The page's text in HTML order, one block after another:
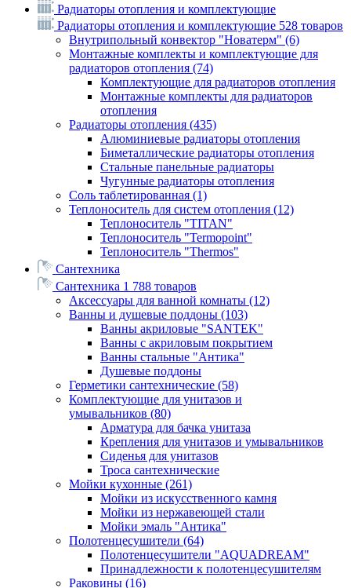
Радиаторы отопления и комплектующие
Радиаторы отопления и комплектующие 528 товаров
Внутрипольный конвектор "Новатерм" (6)
Монтажные комплекты и комплектующие для
радиаторов отопления (74)
Комплектующие для радиаторов отопления
Монтажные комплекты для радиаторов
отопления
Радиаторы отопления (435)
Алюминиевые радиаторы отопления
Биметаллические радиаторы отопления
Стальные панельные радиаторы
Чугунные радиаторы отопления
Соль таблетированная (1)
Теплоноситель для систем отопления (12)
Теплоноситель "TITAN"
Теплоноситель "Termopoint"
Теплоноситель "Thermos"
Сантехника
Сантехника 1 788 товаров
Аксессуары для ванной комнаты (12)
Ванны и душевые поддоны (103)
Ванны акриловые "SANTEK"
Ванны с акриловым покрытием
Ванны стальные "Антика"
Душевые поддоны
Герметики сантехнические (58)
Комплектующие для унитазов и
умывальников (80)
Арматура для бачка унитаза
Крепления для унитазов и умывальников
Сиденья для унитазов
Троса сантехнические
Мойки кухонные (261)
Мойки из искусственного камня
Мойки из нержавеющей стали
Мойки эмаль "Антика"
Полотенцесушители (64)
Полотенцесушители "AQUADREAM"
Принадлежности к полотенцесушителям
Раковины (16)